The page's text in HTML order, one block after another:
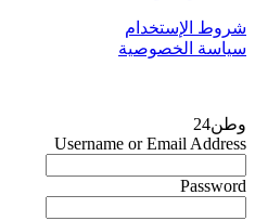
شروط الإستخدام
سياسة الخصوصية
وطن24
Username or Email Address
Password